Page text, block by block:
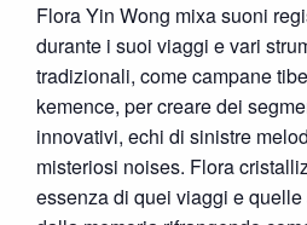
Flora Yin Wong mixa suoni
durante i suoi viaggi e vari
tradizionali, come campane
kemence, per creare dei
innovativi, echi di sinistre
misteriosi noises. Flora
essenza di quei viaggi e